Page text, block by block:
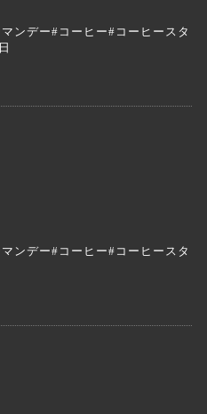
ンデー#コーヒー#コーヒースタ
ンデー#コーヒー#コーヒースタ